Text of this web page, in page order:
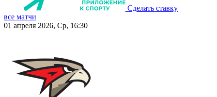
Сделать ставку
все матчи
01 апреля 2026, Ср, 16:30